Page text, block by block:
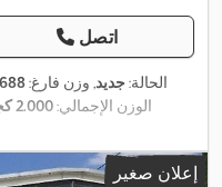
اتصل
الحالة:جديد, وزن فارغ:688 كجم
الوزن الإجمالي:2.000 كجم
, عرض
التحميل:1.800 مم , حجم
, إعلان صغير